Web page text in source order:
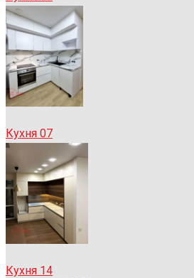
Кухня 07
Кухня 14